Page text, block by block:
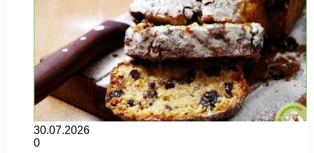
30.07.2026
0